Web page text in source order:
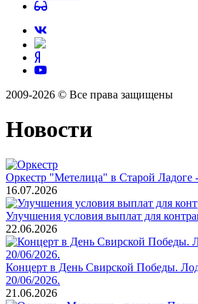
2009-2026 © Все права защищены
Новости
Оркестр "Метелица" в Старой Ладоге
16.07.2026
Улучшения условия выплат для
22.06.2026
Концерт в День Свирской Победы.
20/06/2026.
21.06.2026